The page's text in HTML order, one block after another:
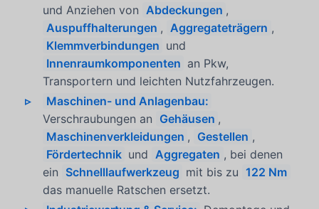
und Anziehen von Abdeckungen ,
Auspuffhalterungen , Aggregateträgern ,
Klemmverbindungen und
Innenraumkomponenten an Pkw,
Transportern und leichten Nutzfahrzeugen.
Maschinen- und Anlagenbau:
Verschraubungen an Gehäusen ,
Maschinenverkleidungen , Gestellen ,
Fördertechnik und Aggregaten , bei denen
ein Schnelllaufwerkzeug mit bis zu 122 Nm
das manuelle Ratschen ersetzt.